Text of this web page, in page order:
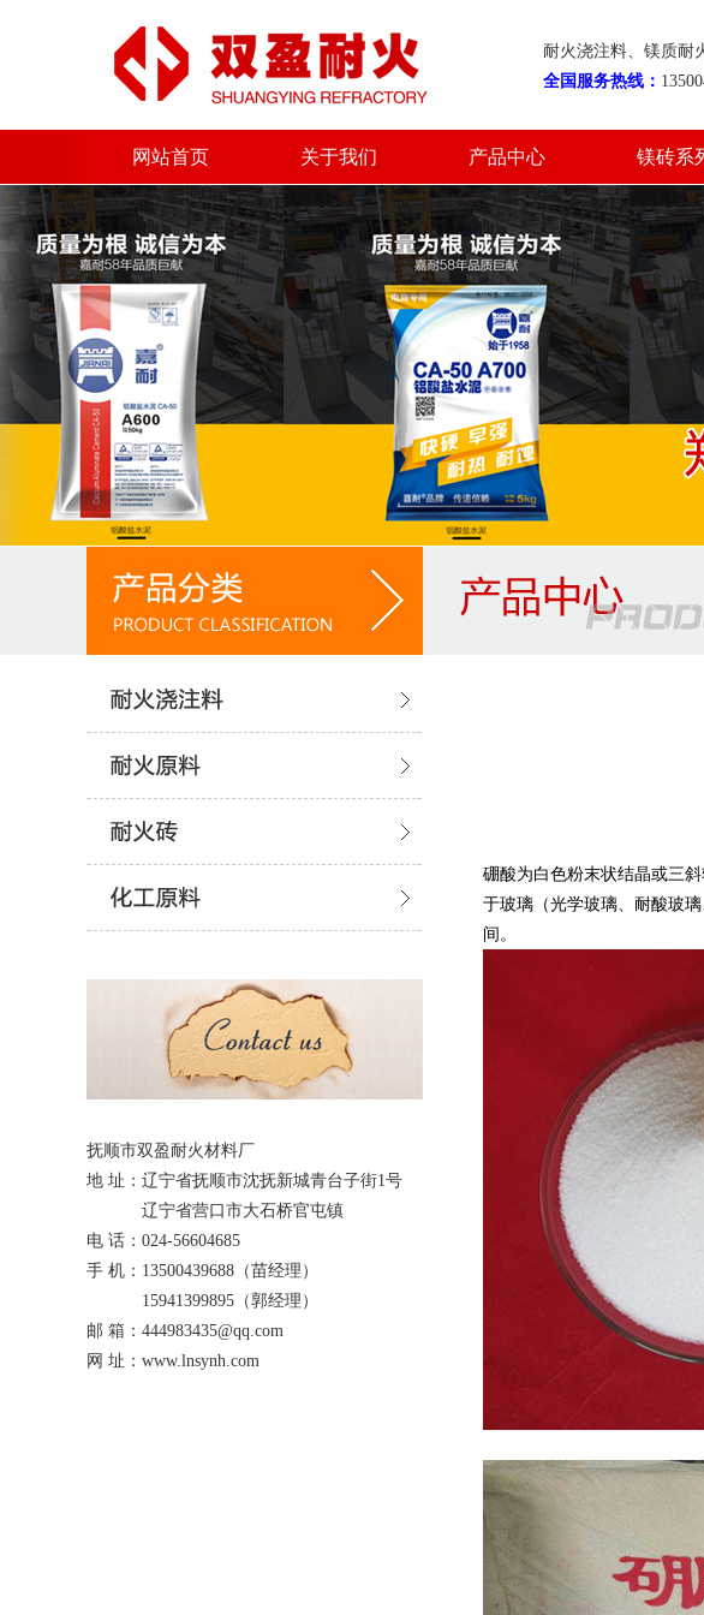
耐火浇注料、镁质耐
全国服务热线：
网站首页
网站首页
关于我们
关于我们
产品中心 镁砖系
抚顺市双盈耐火材料厂
地 址：辽宁省抚顺市沈抚新城青台子街1号
辽宁省营口市大石桥官屯镇
电 话：024-56604685
手 机：13500439688（苗经理）
15941399895（郭经理）
邮 箱：444983435@qq.com
网 址： www.lnsynh.com
硼酸为白色粉末状结晶或三
于玻璃（光学玻璃、耐酸玻
间。